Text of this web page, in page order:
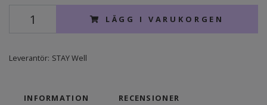
LÄGG I VARUKORGEN
Leverantör: STAY Well
INFORMATION RECENSIONER